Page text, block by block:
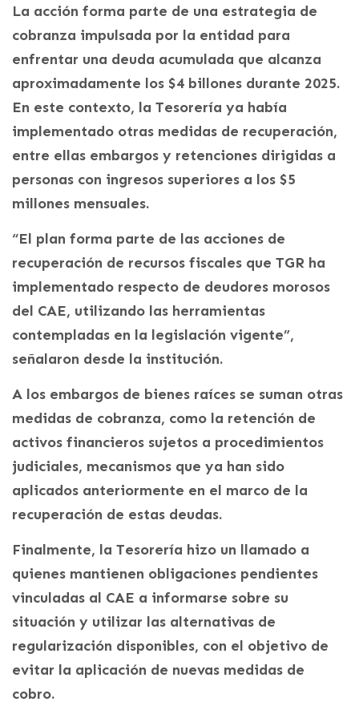
La acción forma parte de una estrategia de
cobranza impulsada por la entidad para
enfrentar una deuda acumulada que alcanza
aproximadamente los $4 billones durante 2025.
En este contexto, la Tesorería ya había
implementado otras medidas de recuperación,
entre ellas embargos y retenciones dirigidas a
personas con ingresos superiores a los $5
millones mensuales.
“El plan forma parte de las acciones de
recuperación de recursos fiscales que TGR ha
implementado respecto de deudores morosos
del CAE, utilizando las herramientas
contempladas en la legislación vigente”,
señalaron desde la institución.
A los embargos de bienes raíces se suman otras
medidas de cobranza, como la retención de
activos financieros sujetos a procedimientos
judiciales, mecanismos que ya han sido
aplicados anteriormente en el marco de la
recuperación de estas deudas.
Finalmente, la Tesorería hizo un llamado a
quienes mantienen obligaciones pendientes
vinculadas al CAE a informarse sobre su
situación y utilizar las alternativas de
regularización disponibles, con el objetivo de
evitar la aplicación de nuevas medidas de
cobro.